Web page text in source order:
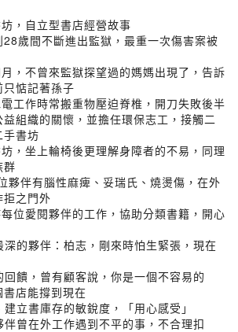
，自立型書店經營故事
歲間不斷進出監獄，最重一次傷害案被
，不曾來監獄探望過的媽媽出現了，告訴
惦記著孫子
工作時常搬重物壓迫脊椎，開刀失敗後半
組織的關懷，並擔任環保志工，接觸二
手書坊
，坐上輪椅後更理解身障者的不易，同理
群
夥伴有腦性麻痺、妥瑞氏、燒燙傷，在外
拒之門外
位愛閱夥伴的工作，協助分類書籍，開心
的夥伴：柏志，剛來時怕生緊張，現在
饋，曾有顧客說，你是一個不容易的
店能撐到現在
立書庫存的敏銳度，「用心感受」
曾在外工作遇到不平的事，不合理扣